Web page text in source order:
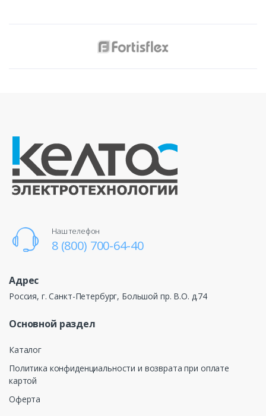
Наш телефон
8 (800) 700-64-40
Адрес
Россия, г. Санкт-Петербург, Большой пр. В.О. д.74
Основной раздел
Каталог
Политика конфиденциальности и возврата при оплате
картой
Оферта